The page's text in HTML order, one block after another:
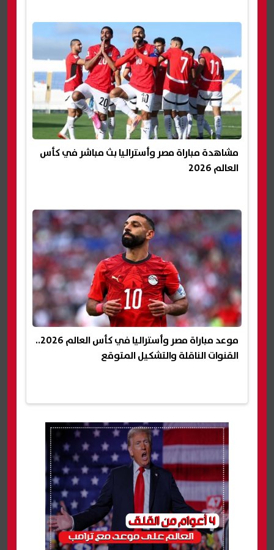
مشاهدة مباراة مصر وأستراليا بث مباشر في كأس
العالم 2026
موعد مباراة مصر وأستراليا في كأس العالم 2026..
القنوات الناقلة والتشكيل المتوقع